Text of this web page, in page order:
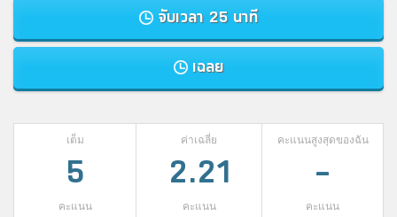
จับเวลา 25 นาที
เฉลย
เต็ม
5
คะแนน
ค่าเฉลี่ย
2.21
คะแนน
คะแนนสูงสุดของฉัน
-
คะแนน